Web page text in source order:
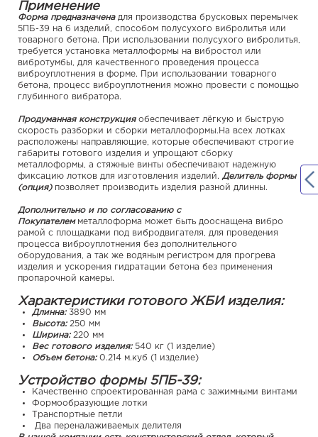
Применение
Форма предназначенадля производства брусковых перемычек
5ПБ-39 на 6 изделий, способом полусухого вибролитья или
товарного бетона. При использовании полусухого вибролитья,
требуется установка металлоформы на вибростол или
вибротумбы, для качественного проведения процесса
виброуплотнения в форме. При использовании товарного
бетона, процесс виброуплотнения можно провести с помощью
глубинного вибратора.
Продуманная конструкцияобеспечивает лёгкую и быструю
скорость разборки и сборки металлоформы.На всех лотках
расположены направляющие, которые обеспечивают строгие
габариты готового изделия и упрощают сборку
металлоформы, а стяжные винты обеспечивают надежную
фиксацию лотков для изготовления изделий. Делитель формы
(опция)позволяет производить изделия разной длинны.
Дополнительно и по согласованию с
Покупателемметаллоформа может быть дооснащена вибро
рамой с площадками под вибродвигателя, для проведения
процесса виброуплотнения без дополнительного
оборудования, а так же водяным регистром для прогрева
изделия и ускорения гидратации бетона без применения
пропарочной камеры.
Характеристики готового ЖБИ изделия:
Длинна:3890 мм
Высота:250 мм
Ширина:220 мм
Вес готового изделия:540 кг (1 изделие)
Объем бетона:0.214 м.куб (1 изделие)
Устройство формы 5ПБ-39:
Качественно спроектированная рама с зажимными винтами
Формообразующие лотки
Транспортные петли
Два переналаживаемых делителя